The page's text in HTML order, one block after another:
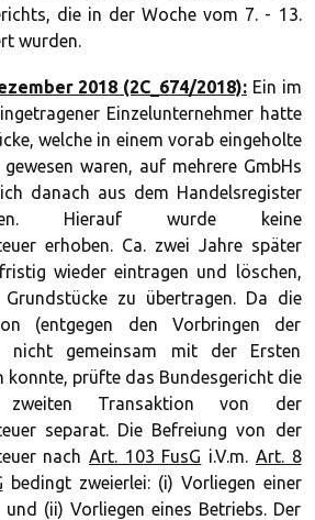
die in der Woche vom 7. - 13.
wurden.
2018 (2C_674/2018): Ein im
Einzelunternehmer hatte
welche in einem vorab eingeholte
waren, auf mehrere GmbHs
danach aus dem Handelsregister
Hierauf wurde keine
erhoben. Ca. zwei Jahre später
wieder eintragen und löschen,
zu übertragen. Da die
(entgegen den Vorbringen der
nicht gemeinsam mit der Ersten
konnte, prüfte das Bundesgericht die
zweiten Transaktion von der
separat. Die Befreiung von der
nach Art. 103 FusG i.V.m. Art. 8
bedingt zweierlei: (i) Vorliegen einer
(ii) Vorliegen eines Betriebs. Der